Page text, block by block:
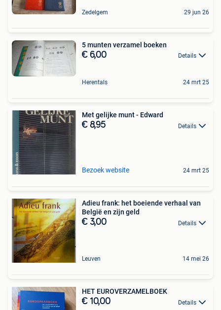
Zedelgem 29 jun 26
5 munten verzamel boeken
€ 6,00 Details
Herentals 24 mrt 25
Met gelijke munt - Edward
€ 8,95 Details
Bezoek website 24 mrt 25
Adieu frank: het boeiende verhaal van
België en zijn geld
€ 3,00 Details
Leuven 14 mei 26
HET EUROVERZAMELBOEK
€ 10,00 Details